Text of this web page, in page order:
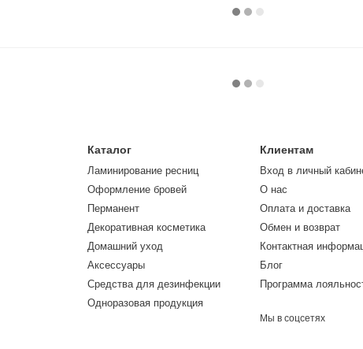
Каталог
Ламинирование ресниц
Оформление бровей
Перманент
Декоративная косметика
Домашний уход
Аксессуары
Средства для дезинфекции
Одноразовая продукция
Клиентам
Вход в личный
О нас
Оплата и доставка
Обмен и возврат
Контактная
Блог
Программа
Мы в соцсетях